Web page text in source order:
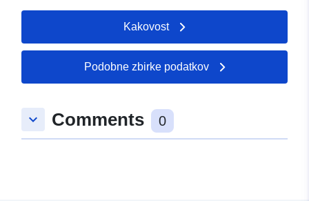
Kakovost
Podobne zbirke podatkov
keyboard_arrow_down Comments 0